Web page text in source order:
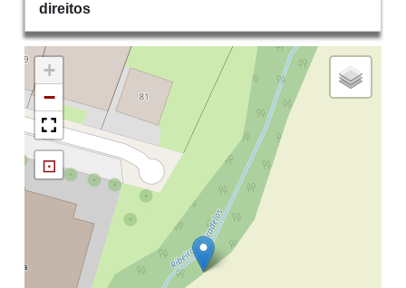
direitos
+
−
⊡